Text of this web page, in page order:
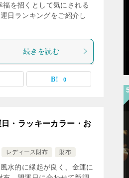
を招くとして気にされる
日ランキングをご紹介し
続きを読む
0
・ラッキーカラー・お
レディース財布 財布
水的に縁起が良く、金運に